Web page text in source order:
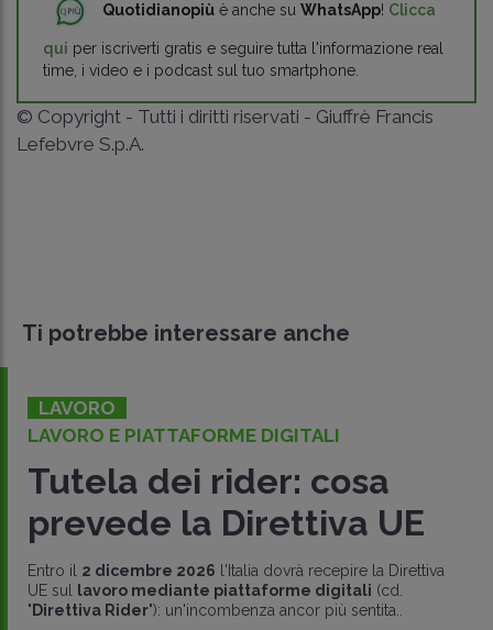
Quotidianopiù è anche su WhatsApp! Clicca
qui per iscriverti gratis e seguire tutta l'informazione real
time, i video e i podcast sul tuo smartphone.
© Copyright - Tutti i diritti riservati - Giuffrè Francis
Lefebvre S.p.A.
Ti potrebbe interessare anche
LAVORO
LAVORO E PIATTAFORME DIGITALI
Tutela dei rider: cosa
prevede la Direttiva UE
Entro il 2 dicembre 2026 l'Italia dovrà recepire la Direttiva
UE sul
lavoro mediante piattaforme digitali (cd.
" Direttiva Rider"): un'incombenza ancor più sentita..